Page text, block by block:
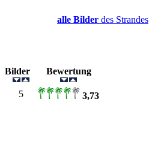
alle Bilder des Strandes
Bilder
Bewertung
5 3,73